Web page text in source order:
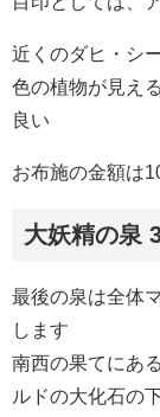
近くのダヒ・シ
色の植物が見え
良い
お布施の金額は
大妖精の泉
最後の泉は全体
します
南西の果てにあ
ルドの大化石の